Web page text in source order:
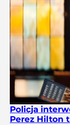
Policja
Perez Hilton